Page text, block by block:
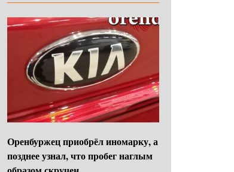
Оренбуржец приобрёл иномарку, а
позднее узнал, что пробег наглым